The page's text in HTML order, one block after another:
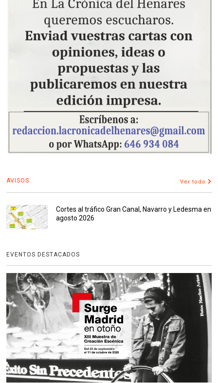
AVISOS Ver todo
Cortes al tráfico Gran Canal, Navarro y Ledesma en
agosto 2026
EVENTOS DESTACADOS